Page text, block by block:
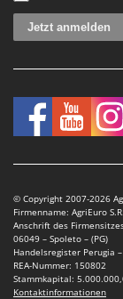
© Copyright 2007-2026
Firmenname: AgriEuro
Anschrift des
06049 – Spoleto – (PG)
Handelsregister Perugia
REA-Nummer: 150802
Stammkapital:
Kontaktinformationen